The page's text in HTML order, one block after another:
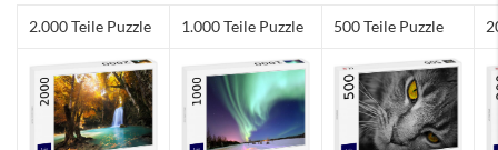
2.000 Teile Puzzle 1.000 Teile Puzzle 500 Teile Puzzle